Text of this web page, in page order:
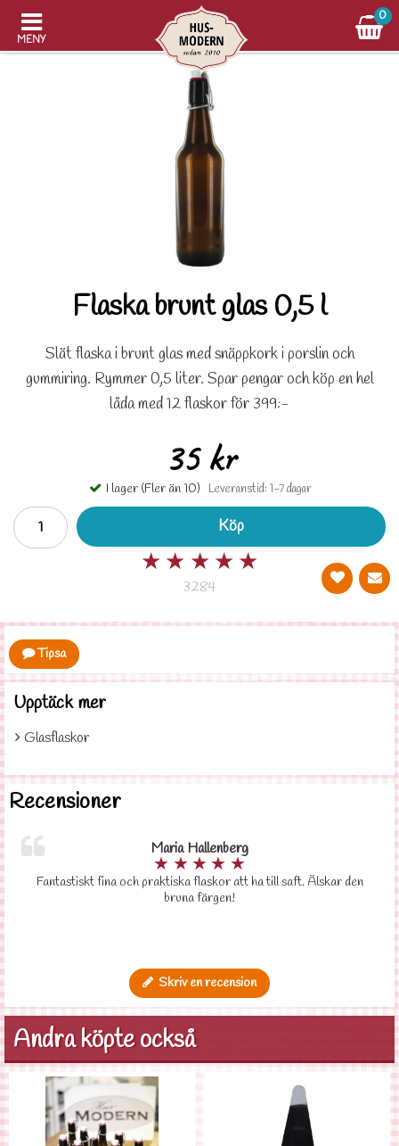
MENY
0
Flaska brunt glas 0,5 l
Slät flaska i brunt glas med snäppkork i porslin och
gummiring. Rymmer 0,5 liter. Spar pengar och köp en hel
låda med 12 flaskor för 399:-
35 kr
I lager (Fler än 10) Leveranstid: 1-7 dagar
Köp
★ ★ ★ ★ ★
3284
Tipsa
Upptäck mer
Glasflaskor
Recensioner
Maria Hallenberg
★ ★★★ ★
Fantastiskt fina och praktiska flaskor att ha till saft. Älskar den
bruna färgen!
Skriv en recension
Andra köpte också